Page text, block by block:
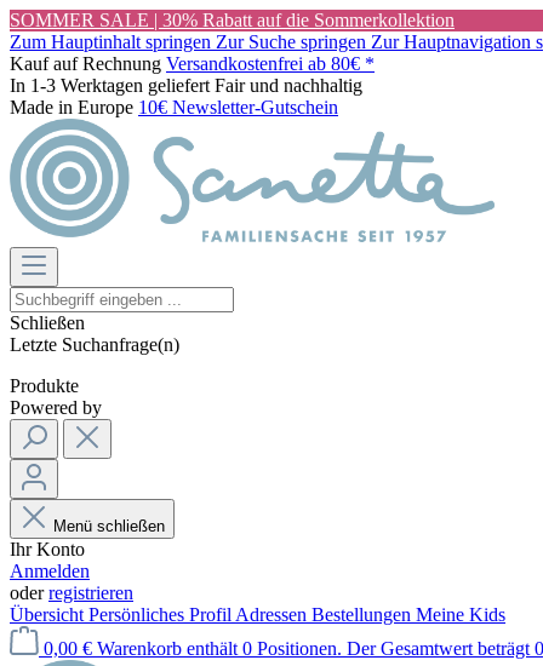
SOMMER SALE | 30% Rabatt auf die Sommerkollektion
Zum Hauptinhalt springen Zur Suche springen Zur Hauptnavigation
Kauf auf Rechnung Versandkostenfrei ab 80€ *
In 1-3 Werktagen geliefert Fair und nachhaltig
Made in Europe 10€ Newsletter-Gutschein
Schließen
Letzte Suchanfrage(n)
Produkte
Powered by
Menü schließen
Ihr Konto
Anmelden
oderregistrieren
Übersicht Persönliches Profil Adressen Bestellungen Meine Kids
0,00 € Warenkorb enthält 0 Positionen. Der Gesamtwert beträgt